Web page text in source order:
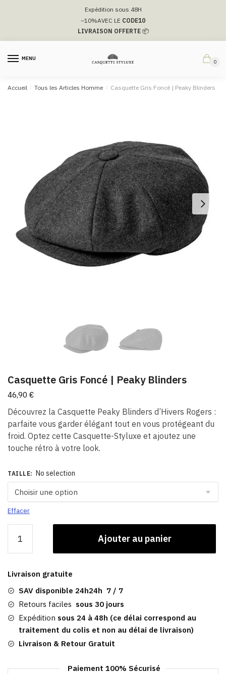
navigation
Expédition sous 48H
–10%AVEC LE CODE10
LIVRAISON OFFERTE📦
MENU
0
Accueil / Tous les Articles Homme / Casquette Gris Foncé | Peaky Blinders
Casquette Gris Foncé | Peaky Blinders
46,90 €
Découvrez la Casquette Peaky Blinders d’Hivers Rogers :
parfaite vous garder élégant tout en vous protégeant du
froid. Optez cette Casquette-Styluxe et ajoutez une
touche rétro à votre look.
TAILLE: No selection
Effacer
Casquette
Foncé
|
Peaky
Blinders
Ajouter au panier
Livraison gratuite
SAV disponible 24h24h 7 / 7
Retours faciles sous 30 jours
Expédition sous 24 à 48h (ce délai correspond au
traitement du colis et non au délai de livraison)
Livraison & Retour Gratuit
Paiement 100% Sécurisé